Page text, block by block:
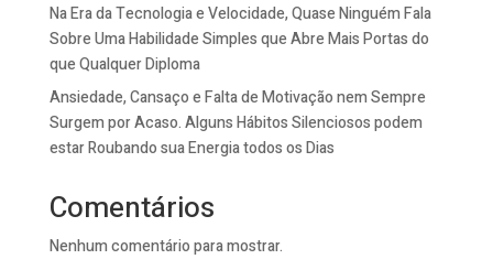
Na Era da Tecnologia e Velocidade, Quase Ninguém Fala
Sobre Uma Habilidade Simples que Abre Mais Portas do
que Qualquer Diploma
Ansiedade, Cansaço e Falta de Motivação nem Sempre
Surgem por Acaso. Alguns Hábitos Silenciosos podem
estar Roubando sua Energia todos os Dias
Comentários
Nenhum comentário para mostrar.